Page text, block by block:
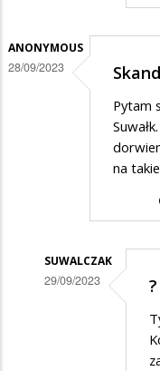
ANONYMOUS
28/09/2023
Pytam
na
SUWALCZAK
29/09/2023 ?